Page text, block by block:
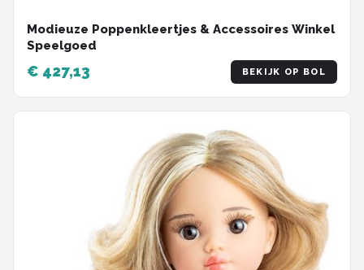
Modieuze Poppenkleertjes & Accessoires Winkel
Speelgoed
€ 427,13 BEKIJK OP BOL